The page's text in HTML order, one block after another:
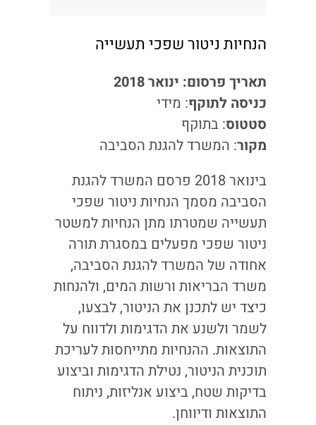
הנחיות ניטור שפכי תעשייה
תאריך פרסום: ינואר 2018
כניסה לתוקף: מידי
סטטוס: בתוקף
מקור: המשרד להגנת הסביבה
בינואר 2018 פרסם המשרד להגנת
הסביבה מסמך הנחיות ניטור שפכי
תעשייה שמטרתו מתן הנחיות למשטר
ניטור שפכי מפעלים במסגרת תורה
אחודה של המשרד להגנת הסביבה,
משרד הבריאות ורשות המים, ולהנחות
כיצד יש לתכנן את הניטור, לבצעו,
לשמר ולשנע את הדגימות ולדווח על
התוצאות. ההנחיות מתייחסות לעריכת
תוכנית הניטור, נטילת הדגימות וביצוע
בדיקות שטח, ביצוע אנליזות, ניתוח
התוצאות ודיווחן.